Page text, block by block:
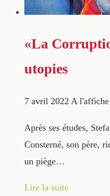
«La
utopies
7 avril 2022 A l'affiche
Après ses études,
Consterné, son père,
un piège…
Lire la suite